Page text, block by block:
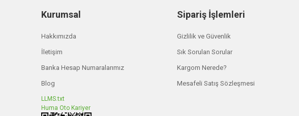
Kurumsal
Hakkımızda
İletişim
Banka Hesap Numaralarımız
Blog
LLMS.txt
Huma Oto Kariyer
Sipariş İşlemleri
Gizlilik ve Güvenlik
Sık Sorulan Sorular
Kargom Nerede?
Mesafeli Satış Sözleşmesi